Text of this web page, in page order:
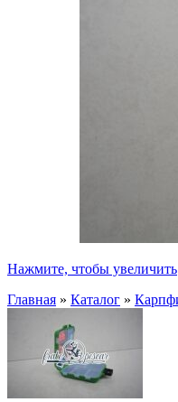
Нажмите, чтобы увеличить
Главная » Каталог »